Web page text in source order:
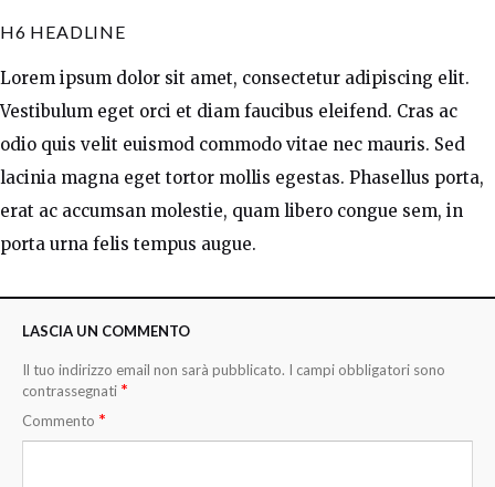
H6 HEADLINE
Lorem ipsum dolor sit amet, consectetur adipiscing elit.
Vestibulum eget orci et diam faucibus eleifend. Cras ac
odio quis velit euismod commodo vitae nec mauris. Sed
lacinia magna eget tortor mollis egestas. Phasellus porta,
erat ac accumsan molestie, quam libero congue sem, in
porta urna felis tempus augue.
LASCIA UN COMMENTO
Il tuo indirizzo email non sarà pubblicato. I campi obbligatori sono
contrassegnati *
Commento *